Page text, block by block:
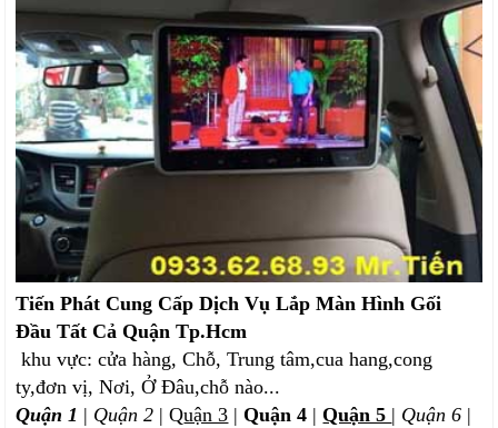
Tiến Phát Cung Cấp Dịch Vụ Lắp Màn Hình Gối
Đầu Tất Cả Quận Tp.Hcm
khu vực: cửa hàng, Chỗ, Trung tâm,cua hang,cong
ty,đơn vị, Nơi, Ở Đâu,chỗ nào...
Quận 1 | Quận 2 | Quận 3 |Quận 4 |Quận 5 | Quận 6 |